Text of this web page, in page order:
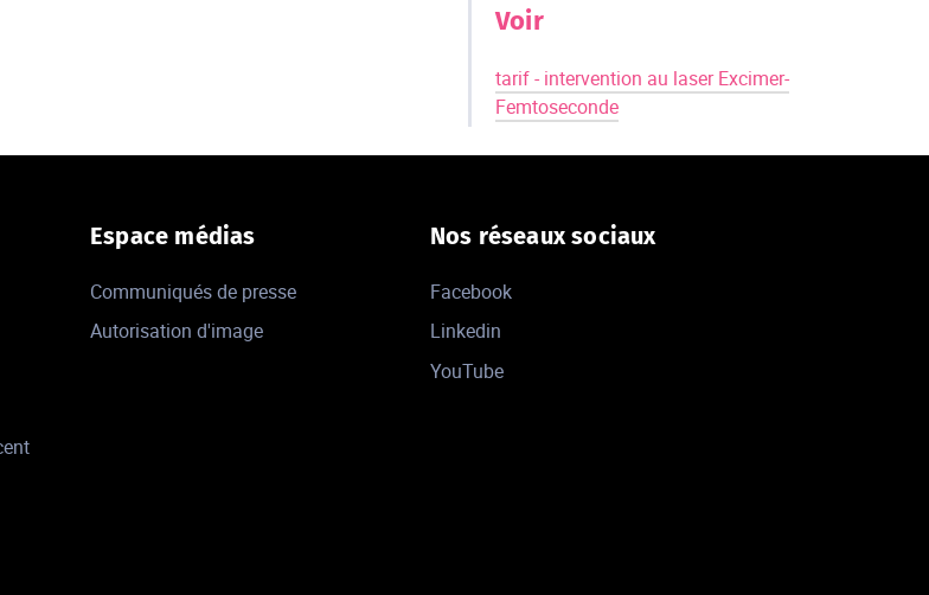
Voir
tarif - intervention au laser Excimer-
Femtoseconde
Espace médias
Communiqués de presse
Autorisation d'image
Nos réseaux sociaux
Facebook
Linkedin
YouTube